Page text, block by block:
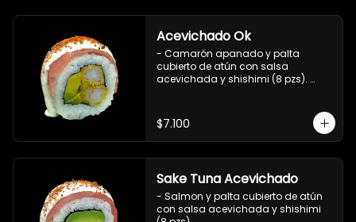
Acevichado Ok
- Camarón apanado y palta
cubierto de atún con salsa
acevichada y shishimi (8 pzs).
$7.100
Sake Tuna Acevichado
- Salmon y palta cubierto de atún
con salsa acevichada y shishimi